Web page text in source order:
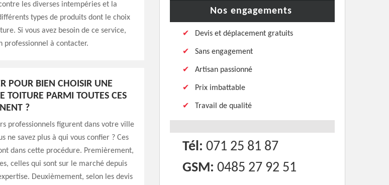
les diverses intempéries et la
types de produits dont le choix
Si vous avez besoin de ce service,
professionnel à contacter.
POUR BIEN CHOISIR UNE
TOITURE PARMI TOUTES CES
?
professionnels figurent dans votre ville
ne savez plus à qui vous confier ? Ces
dans cette procédure. Premièrement,
celles qui sont sur le marché depuis
Deuxièmement, selon les devis
Nos engagements
Devis et déplacement gratuits
Sans engagement
Artisan passionné
Prix imbattable
Travail de qualité
Tél: 071 25 81 87
GSM: 0485 27 92 51